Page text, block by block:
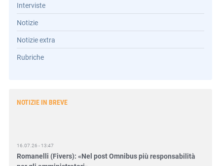
Interviste
Notizie
Notizie extra
Rubriche
NOTIZIE IN BREVE
per gli amministratori»